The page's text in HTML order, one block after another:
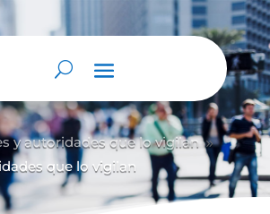
y autoridades que lo vigilan 9
que lo vigilan